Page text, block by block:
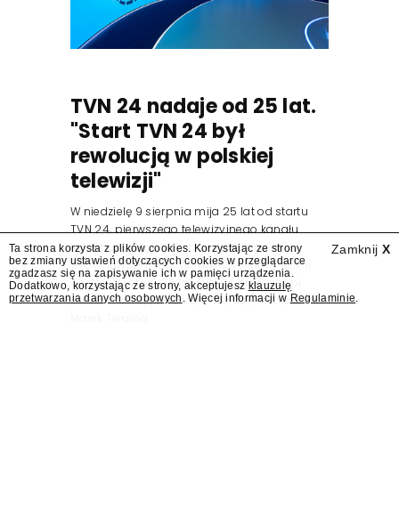
TVN 24 nadaje od 25 lat.
"Start TVN 24 był
rewolucją w polskiej
telewizji"
W niedzielę 9 sierpnia mija 25 lat od startu
TVN 24, pierwszego telewizyjnego kanału
informacyjnego w Polsce. Na ten dzień
zaplanowano finał urodzinowej trasy stacji
"Jesteśmy stąd". 25 lat TVN 24 dla Press.pl
podsumowują Jarosław Kuźniar, Tomasz Lis i
Zamknij X
Ta strona korzysta z plików cookies. Korzystając ze strony
bez zmiany ustawień dotyczących cookies w przeglądarce
zgadzasz się na zapisywanie ich w pamięci urządzenia.
Dodatkowo, korzystając ze strony, akceptujesz klauzulę
przetwarzania danych osobowych . Więcej informacji w Regulaminie.